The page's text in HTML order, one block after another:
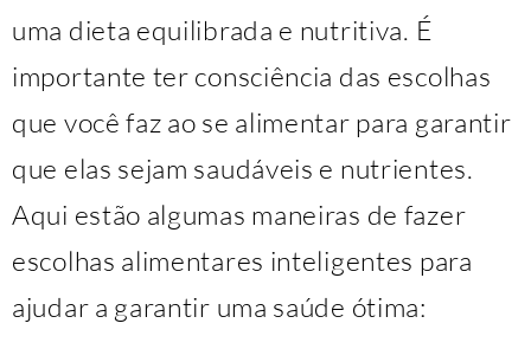
uma dieta equilibrada e nutritiva. É
importante ter consciência das escolhas
que você faz ao se alimentar para garantir
que elas sejam saudáveis e nutrientes.
Aqui estão algumas maneiras de fazer
escolhas alimentares inteligentes para
ajudar a garantir uma saúde ótima: